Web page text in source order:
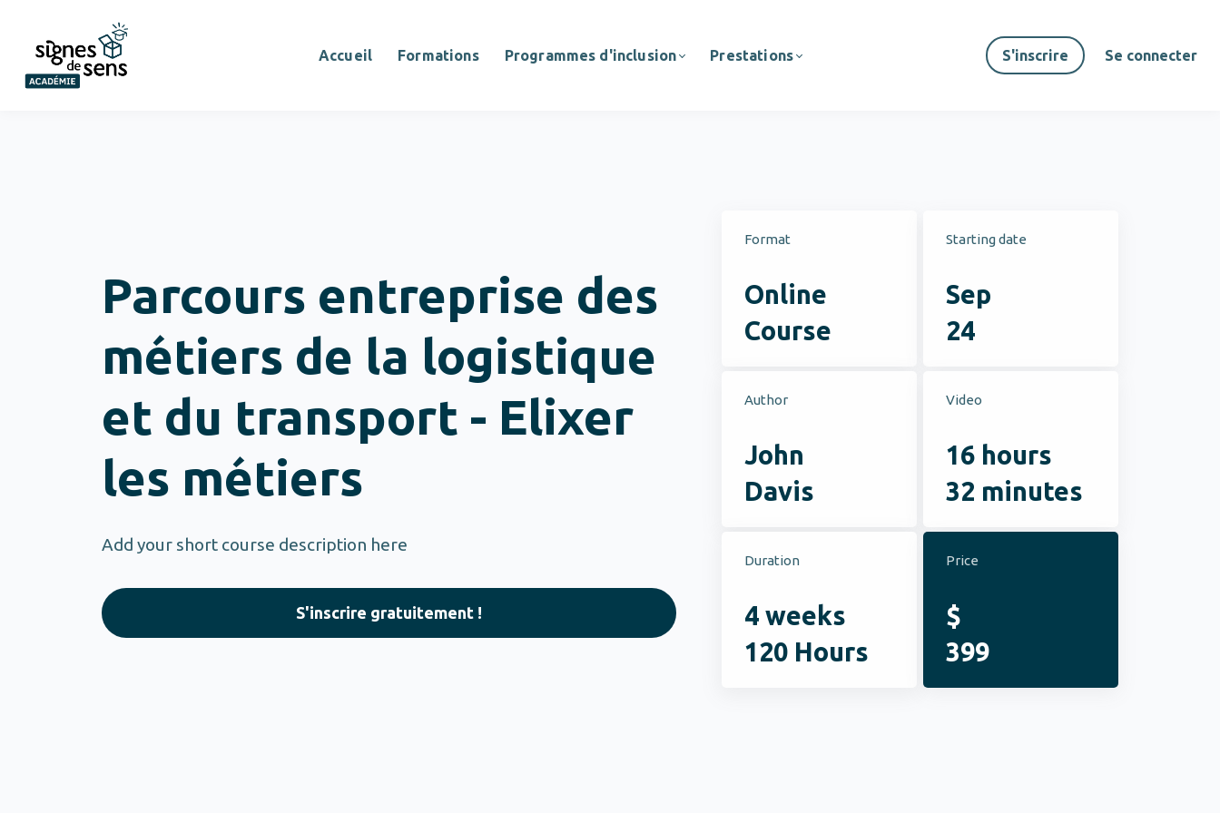
Accueil Formations Programmes d'inclusion Prestations S'inscrire Se connecter
Parcours entreprise des
métiers de la logistique
et du transport - Elixer
les métiers
Add your short course description here
S'inscrire gratuitement !
Format
Online
Course
Starting date
Sep
24
Author
John
Davis
Video
16 hours
32 minutes
Duration
4 weeks
120 Hours
Price
$
399